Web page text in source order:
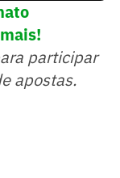
participar
apostas.